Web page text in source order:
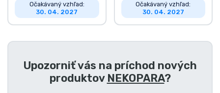
Očakávaný vzhľad:
30. 04. 2027
Očakávaný vzhľad:
30. 04. 2027
Upozorniť vás na príchod nových
produktov NEKOPARA?
Zoradiť podľa športu